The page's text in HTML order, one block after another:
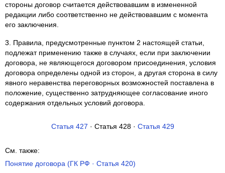
стороны договор считается действовавшим в измененной
редакции либо соответственно не действовавшим с момента
его заключения.
3. Правила, предусмотренные пунктом 2 настоящей статьи,
подлежат применению также в случаях, если при заключении
договора, не являющегося договором присоединения, условия
договора определены одной из сторон, а другая сторона в силу
явного неравенства переговорных возможностей поставлена в
положение, существенно затрудняющее согласование иного
содержания отдельных условий договора.
Статья 427 · Статья 428 · Статья 429
См. также:
Понятие договора (ГК РФ · Статья 420)